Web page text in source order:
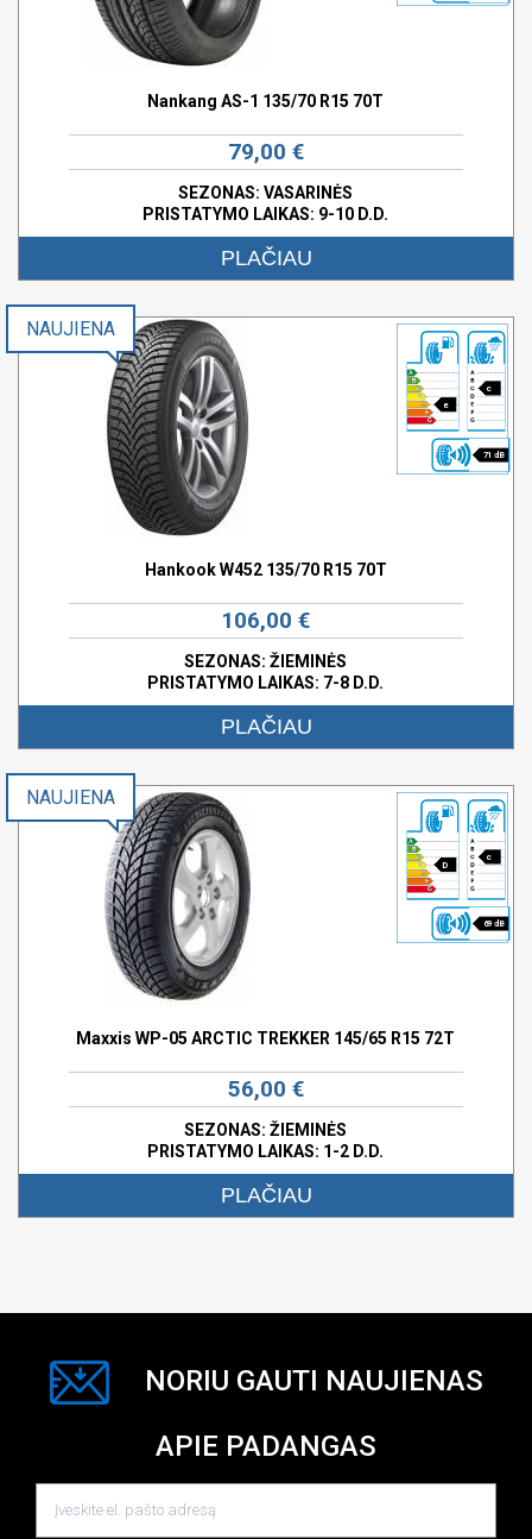
Nankang AS-1 135/70 R15 70T
79,00 €
SEZONAS: VASARINĖS
PRISTATYMO LAIKAS: 9-10 D.D.
PLAČIAU
e
c
71 dB
NAUJIENA
Hankook W452 135/70 R15 70T
106,00 €
SEZONAS: ŽIEMINĖS
PRISTATYMO LAIKAS: 7-8 D.D.
PLAČIAU
D
c
69 dB
NAUJIENA
Maxxis WP-05 ARCTIC TREKKER 145/65 R15 72T
56,00 €
SEZONAS: ŽIEMINĖS
PRISTATYMO LAIKAS: 1-2 D.D.
PLAČIAU
NORIU GAUTI NAUJIENAS
APIE PADANGAS